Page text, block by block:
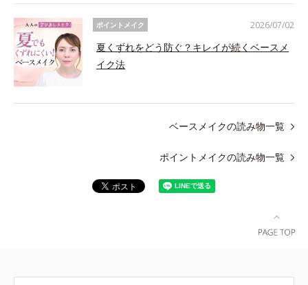
ポイントメイク
夏くずれをどう防ぐ？キレイが続くベースメ
イク法
2026/07/02
ベースメイクの読み物一覧
ポイントメイクの読み物一覧